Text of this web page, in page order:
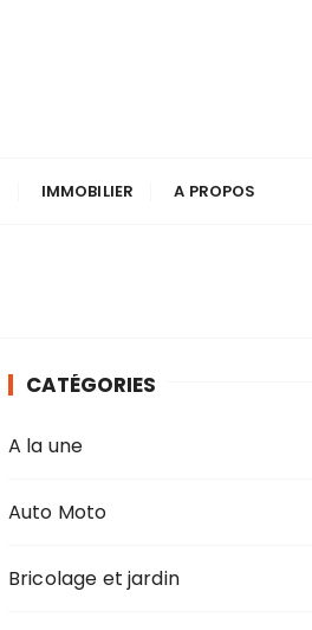
IMMOBILIER A PROPOS
CATÉGORIES
A la une
Auto Moto
Bricolage et jardin